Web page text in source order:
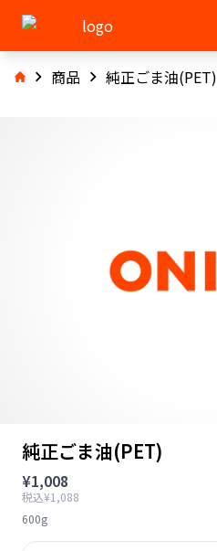
商品 純正ごま油(PET)
純正ごま油(PET)
¥1,008
税込¥1,088
600g